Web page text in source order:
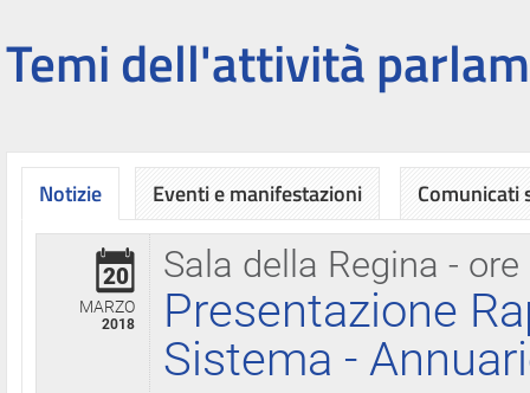
Temi dell'attività
Notizie
Sala della Regina - ore
20
MARZO
2018
Presentazione
Sistema -
Eventi e manifestazioni Comunicati